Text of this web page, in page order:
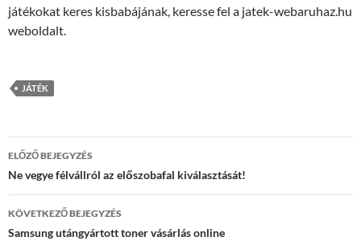
játékokat keres kisbabájának, keresse fel a jatek-webaruhaz.hu
weboldalt.
JÁTÉK
Bejegyzés
navigáció
ELŐZŐ BEJEGYZÉS
Ne vegye félvállról az előszobafal kiválasztását!
KÖVETKEZŐ BEJEGYZÉS
Samsung utángyártott toner vásárlás online